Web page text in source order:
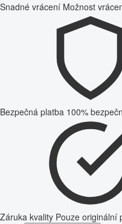
Snadné vrácení Možnost
Bezpečná platba 100%
Záruka kvality Pouze originální